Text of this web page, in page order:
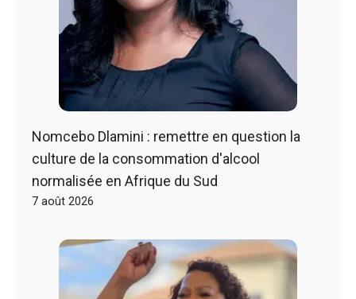
Nomcebo Dlamini : remettre en question la
culture de la consommation d'alcool
normalisée en Afrique du Sud
7 août 2026